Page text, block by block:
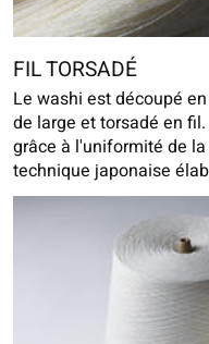
FIL TORSADÉ
Le washi est découpé
de large et torsadé en
grâce à l'uniformité de
technique japonaise